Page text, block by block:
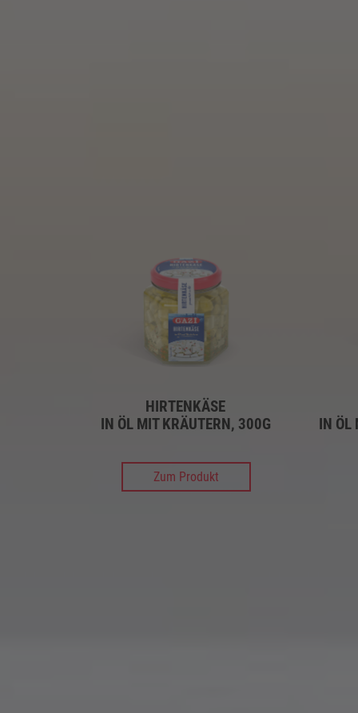
HIRTENKÄSE
IN ÖL MIT KRÄUTERN, 300G
Zum Produkt
IN ÖL